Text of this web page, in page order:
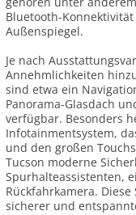
Bluetooth-
Außenspiegel.
Je nach
Annehmlichkeiten
sind etwa ein
Panorama-Glasdach
verfügbar. Besonders
Infotainmentsystem,
und den großen
Tucson moderne
Spurhalteassistenten,
Rückfahrkamera.
sicherer und